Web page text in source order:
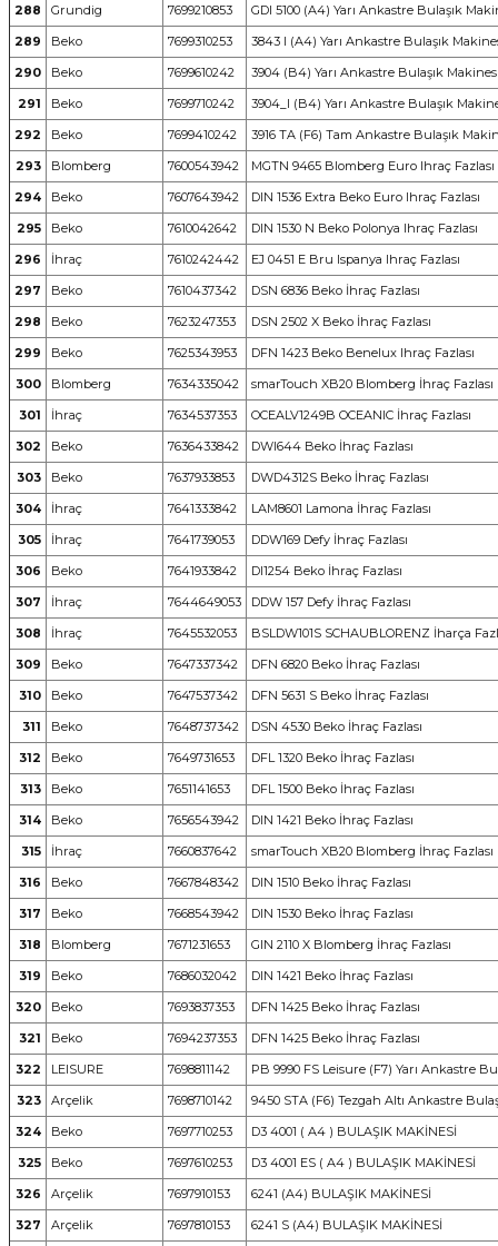
288
Grundig 7699210853
GDI 5100 (A4) Yarı Ankastre Bulaşık
289
Beko 7699310253
3843 I (A4) Yarı Ankastre Bulaşık
290
Beko 7699610242
3904 (B4) Yarı Ankastre Bulaşık
291
Beko 7699710242
3904_I (B4) Yarı Ankastre Bulaşık
292
Beko 7699410242
3916 TA (F6) Tam Ankastre Bulaşık
293
Blomberg 7600543942
MGTN 9465 Blomberg Euro Ihraç Fazlası
294
Beko 7607643942
DIN 1536 Extra Beko Euro Ihraç Fazlası
295
Beko 7610042642
DIN 1530 N Beko Polonya Ihraç Fazlası
296
İhraç 7610242442
EJ 0451 E Bru Ispanya Ihraç Fazlası
297
Beko 7610437342
DSN 6836 Beko İhraç Fazlası
298
Beko 7623247353
DSN 2502 X Beko İhraç Fazlası
299
Beko 7625343953
DFN 1423 Beko Benelux Ihraç Fazlası
300
Blomberg 7634335042
smarTouch XB20 Blomberg İhraç Fazlası
301
İhraç 7634537353
OCEALV1249B OCEANIC İhraç Fazlası
302
Beko 7636433842
DWI644 Beko İhraç Fazlası
303
Beko 7637933853
DWD4312S Beko İhraç Fazlası
304
İhraç 7641333842
LAM8601 Lamona İhraç Fazlası
305
İhraç 7641739053
DDW169 Defy İhraç Fazlası
306
Beko 7641933842
DI1254 Beko İhraç Fazlası
307
İhraç 7644649053
DDW 157 Defy İhraç Fazlası
308
İhraç 7645532053
BSLDW101S SCHAUBLORENZ İharça
309
Beko 7647337342
DFN 6820 Beko İhraç Fazlası
310
Beko 7647537342
DFN 5631 S Beko İhraç Fazlası
311
Beko 7648737342
DSN 4530 Beko İhraç Fazlası
312
Beko 7649731653
DFL 1320 Beko İhraç Fazlası
313
Beko 7651141653
DFL 1500 Beko İhraç Fazlası
314
Beko 7656543942
DIN 1421 Beko İhraç Fazlası
315
İhraç 7660837642
smarTouch XB20 Blomberg İhraç Fazlası
316
Beko 7667848342
DIN 1510 Beko İhraç Fazlası
317
Beko 7668543942
DIN 1530 Beko İhraç Fazlası
318
Blomberg 7671231653
GIN 2110 X Blomberg İhraç Fazlası
319
Beko 7686032042
DIN 1421 Beko İhraç Fazlası
320
Beko 7693837353
DFN 1425 Beko İhraç Fazlası
321
Beko 7694237353
DFN 1425 Beko İhraç Fazlası
322
LEISURE 7698811142
PB 9990 FS Leisure (F7) Yarı Ankastre
323
Arçelik 7698710142
9450 STA (F6) Tezgah Altı Ankastre
324
Beko 7697710253
D3 4001 ( A4 ) BULAŞIK MAKİNESİ
325
Beko 7697610253
D3 4001 ES ( A4 ) BULAŞIK MAKİNESİ
326
Arçelik 7697910153
6241 (A4) BULAŞIK MAKİNESİ
327
Arçelik 7697810153
6241 S (A4) BULAŞIK MAKİNESİ